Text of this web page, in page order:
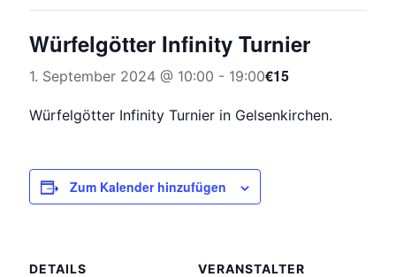
Würfelgötter Infinity Turnier
1. September 2024 @ 10:00 - 19:00€15
Würfelgötter Infinity Turnier in Gelsenkirchen.
Zum Kalender hinzufügen
DETAILS VERANSTALTER